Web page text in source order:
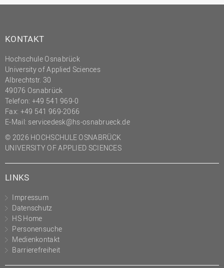
KONTAKT
Hochschule Osnabrück
University of Applied Sciences
Albrechtstr. 30
49076 Osnabrück
Telefon: +49 541 969-0
Fax: +49 541 969-2066
E-Mail: servicedesk@hs-osnabrueck.de
© 2026 HOCHSCHULE OSNABRÜCK
UNIVERSITY OF APPLIED SCIENCES
LINKS
Impressum
Datenschutz
HS Home
Personensuche
Medienkontakt
Barrierefreiheit